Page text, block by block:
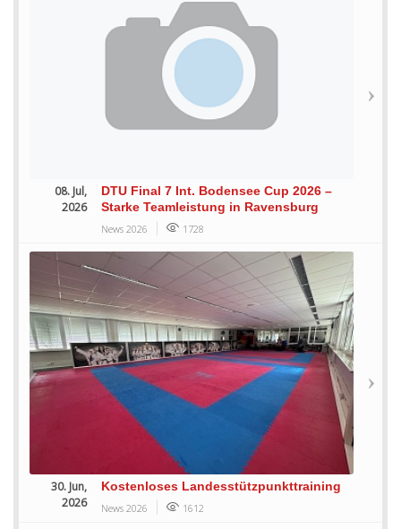
08. Jul,
2026
DTU Final 7 Int. Bodensee Cup 2026 –
Starke Teamleistung in Ravensburg
News 2026 1728
30. Jun,
2026
Kostenloses Landesstützpunkttraining
News 2026 1612